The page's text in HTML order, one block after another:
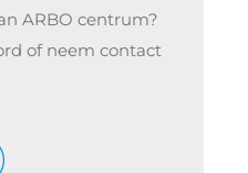
ARBO centrum?
of neem contact